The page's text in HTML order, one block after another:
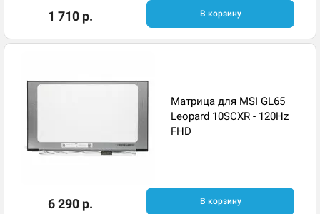
1 710 р. В корзину
Матрица для MSI GL65
Leopard 10SCXR - 120Hz
FHD
6 290 р. В корзину